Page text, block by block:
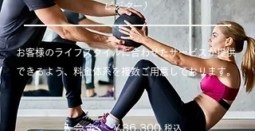
ビジター）
お客様のライフスタイルに合わせたサービスが提供
できるよう、料金体系を複数ご用意しております。
入会金 ​￥36,300税込